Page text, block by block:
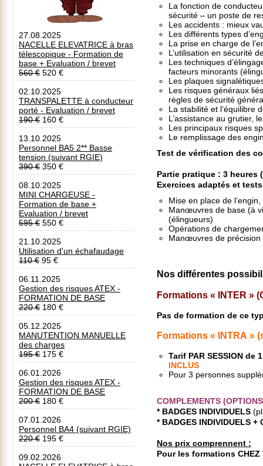
27.08.2025
NACELLE ELEVATRICE à bras
télescopique - Formation de
base + Evaluation / brevet
560 € 520 €
02.10.2025
TRANSPALETTE à conducteur
porté - Evaluation / brevet
190 € 160 €
13.10.2025
Personnel BA5 2** Basse
tension (suivant RGIE)
390 € 350 €
08.10.2025
MINI CHARGEUSE -
Formation de base +
Evaluation / brevet
595 € 550 €
21.10.2025
Utilisation d'un échafaudage
110 € 95 €
06.11.2025
Gestion des risques ATEX -
FORMATION DE BASE
220 € 180 €
05.12.2025
MANUTENTION MANUELLE
des charges
195 € 175 €
06.01.2026
Gestion des risques ATEX -
FORMATION DE BASE
200 € 180 €
07.01.2026
Personnel BA4 (suivant RGIE)
220 € 195 €
09.02.2026
La fonction de
sécurité – un poste de
Les accidents : mieux
Les différents types
La prise en charge de
L’utilisation en sécurité
Les techniques
facteurs minorants
Les plaques
Les risques généraux
règles de sécurité
La stabilité et l’équilibre
L’assistance au grutier,
Les principaux risques
Le remplissage des
Test de vérification des
Partie pratique : 3 heures
Exercices adaptés et
Mise en place de
Manœuvres de base (à
(élingueurs)
Opérations de
Manœuvres de précision
Nos différentes
Formations « INTER »
Pas de formation de ce
Formations « INTRA »
Tarif PAR SESSION de
INCLUS
Pour 3 personnes
COMPLEMENTS
* BADGES INDIVIDUELS
* BADGES INDIVIDUELS +
Nos prix comprennent :
Pour les formations CHEZ